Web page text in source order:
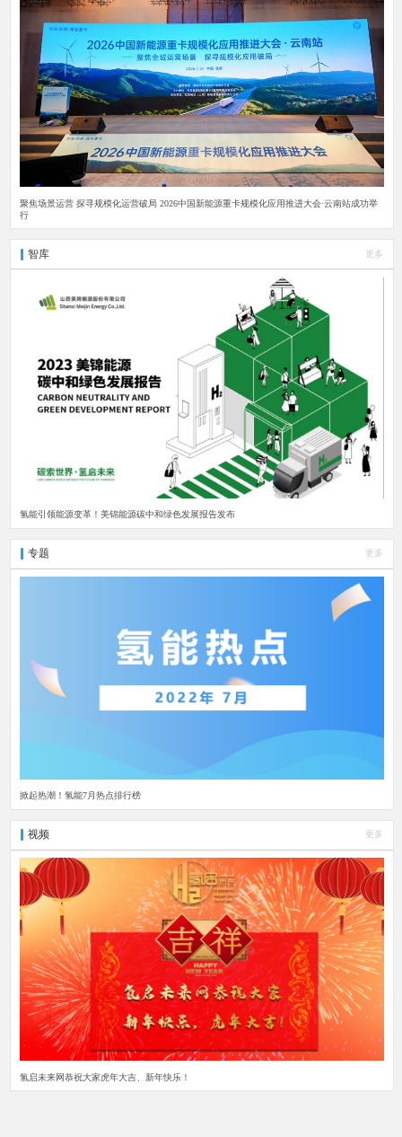
聚焦场景运营 探寻规模化运营破局 2026中国新能源重卡规模化应用推进大会·云南站成功举
行
智库 更多
氢能引领能源变革！美锦能源碳中和绿色发展报告发布
专题 更多
掀起热潮！氢能7月热点排行榜
视频 更多
氢启未来网恭祝大家虎年大吉、新年快乐！